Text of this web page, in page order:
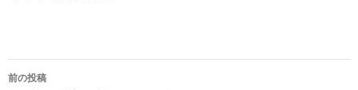
投
前の投稿